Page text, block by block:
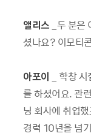
앨리스 _두 분
셨나요? 이모티
아포이 _ 학창
를 하셨어요. 관
닝 회사에 취업
경력 10년을 넘